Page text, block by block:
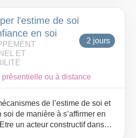
en soi afin d'aborder le
l'estime de soi
en soi
ET
2 jours
présentielle ou à distance
de l’estime de soi et
de manière à s’affirmer en
un acteur constructif dans